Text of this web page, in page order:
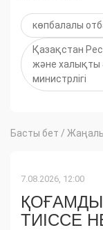
көпбалалы
Қазақстан
және халықты
министрлігі
Басты бет /
7.08.2026, 12:00
ТИІССЕ